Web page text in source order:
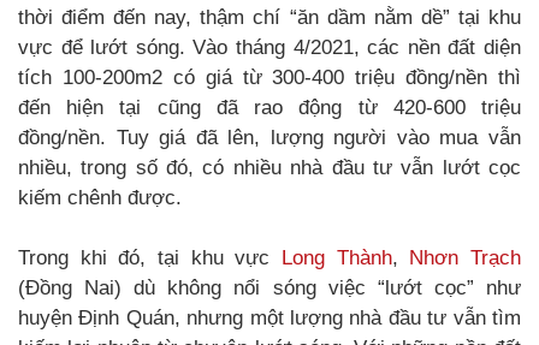
thời điểm đến nay, thậm chí “ăn dầm nằm dề” tại khu
vực để lướt sóng. Vào tháng 4/2021, các nền đất diện
tích 100-200m2 có giá từ 300-400 triệu đồng/nền thì
đến hiện tại cũng đã rao động từ 420-600 triệu
đồng/nền. Tuy giá đã lên, lượng người vào mua vẫn
nhiều, trong số đó, có nhiều nhà đầu tư vẫn lướt cọc
kiếm chênh được.
Trong khi đó, tại khu vực Long Thành, Nhơn Trạch
(Đồng Nai) dù không nổi sóng việc “lướt cọc” như
huyện Định Quán, nhưng một lượng nhà đầu tư vẫn tìm